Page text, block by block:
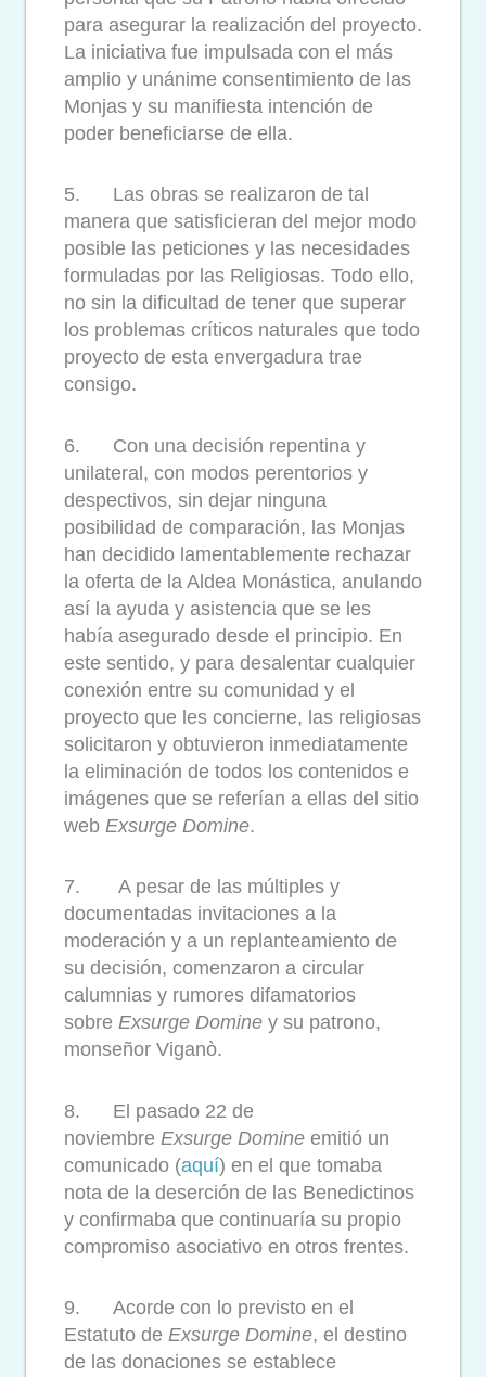
para asegurar la realización del proyecto.
La iniciativa fue impulsada con el más
amplio y unánime consentimiento de las
Monjas y su manifiesta intención de
poder beneficiarse de ella.
5. Las obras se realizaron de tal
manera que satisficieran del mejor modo
posible las peticiones y las necesidades
formuladas por las Religiosas. Todo ello,
no sin la dificultad de tener que superar
los problemas críticos naturales que todo
proyecto de esta envergadura trae
consigo.
6. Con una decisión repentina y
unilateral, con modos perentorios y
despectivos, sin dejar ninguna
posibilidad de comparación, las Monjas
han decidido lamentablemente rechazar
la oferta de la Aldea Monástica, anulando
así la ayuda y asistencia que se les
había asegurado desde el principio. En
este sentido, y para desalentar cualquier
conexión entre su comunidad y el
proyecto que les concierne, las religiosas
solicitaron y obtuvieron inmediatamente
la eliminación de todos los contenidos e
imágenes que se referían a ellas del sitio
web Exsurge Domine.
7. A pesar de las múltiples y
documentadas invitaciones a la
moderación y a un replanteamiento de
su decisión, comenzaron a circular
calumnias y rumores difamatorios
sobre Exsurge Domine y su patrono,
monseñor Viganò.
8. El pasado 22 de
noviembre Exsurge Domine emitió un
comunicado (aquí) en el que tomaba
nota de la deserción de las Benedictinos
y confirmaba que continuaría su propio
compromiso asociativo en otros frentes.
9. Acorde con lo previsto en el
Estatuto de Exsurge Domine, el destino
de las donaciones se establece